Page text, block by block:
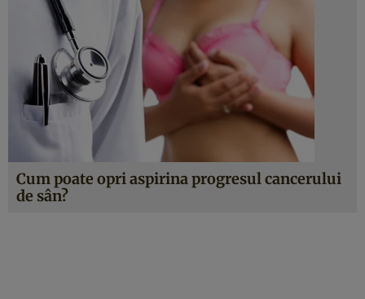
Cum poate opri aspirina progresul cancerului
de sân?